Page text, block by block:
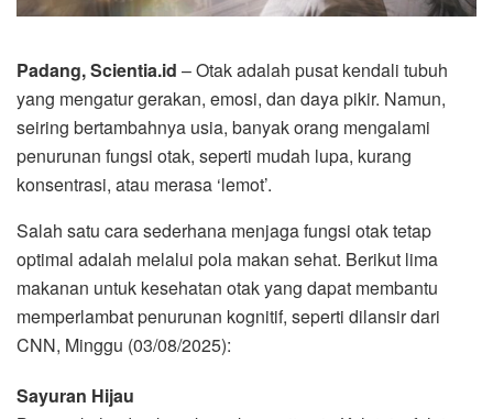
Padang, Scientia.id – Otak adalah pusat kendali tubuh
yang mengatur gerakan, emosi, dan daya pikir. Namun,
seiring bertambahnya usia, banyak orang mengalami
penurunan fungsi otak, seperti mudah lupa, kurang
konsentrasi, atau merasa ‘lemot’.
Salah satu cara sederhana menjaga fungsi otak tetap
optimal adalah melalui pola makan sehat. Berikut lima
makanan untuk kesehatan otak yang dapat membantu
memperlambat penurunan kognitif, seperti dilansir dari
CNN, Minggu (03/08/2025):
Sayuran Hijau